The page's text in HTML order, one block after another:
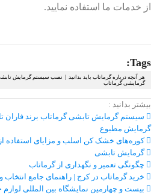
از خدمات ما استفاده نمایید.
Tags:
هر آنچه درباره گرماتاب باید بدانید | نصب سیستم گرمایش
گرمایشی گرماتاب
بیشتر بدانید :
سیستم گرمایش تابشی گرماتاب برند فاران
گرمایش مطبوع
کوره‌های خشک کن اسلب و مزایای استفاده
گرمایش تابشی
چگونگی تعمیر و نگهداری از گرماتاب
خرید گرماتاب در کرج | راهنمای جامع انتخاب
بیست و چهارمین نمایشگاه بین المللی لوازم